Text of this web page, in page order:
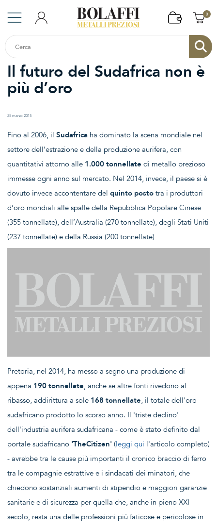
0
Il futuro del Sudafrica non è
più d’oro
25 marzo 2015
Fino al 2006, il Sudafrica ha dominato la scena mondiale nel
settore dell’estrazione e della produzione aurifera, con
quantitativi attorno alle 1.000 tonnellate di metallo prezioso
immesse ogni anno sul mercato. Nel 2014, invece, il paese si è
dovuto invece accontentare del quinto posto tra i produttori
d’oro mondiali alle spalle della Repubblica Popolare Cinese
(355 tonnellate), dell’Australia (270 tonnellate), degli Stati Uniti
(237 tonnellate) e della Russia (200 tonnellate)
Pretoria, nel 2014, ha messo a segno una produzione di
appena 190 tonnellate, anche se altre fonti rivedono al
ribasso, addirittura a sole 168 tonnellate, il totale dell'oro
sudafricano prodotto lo scorso anno. Il 'triste declino'
dell'industria aurifera sudafricana - come è stato definito dal
portale sudafricano 'TheCitizen' (leggi qui l'articolo completo)
- avrebbe tra le cause più importanti il cronico braccio di ferro
tra le compagnie estrattive e i sindacati dei minatori, che
chiedono sostanziali aumenti di stipendio e maggiori garanzie
sanitarie e di sicurezza per quella che, anche in pieno XXI
secolo, resta una delle professioni più faticose e pericolose in